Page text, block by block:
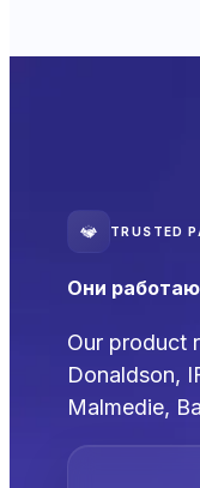
TRUSTED
Они
Our product
Donaldson,
Malmedie,